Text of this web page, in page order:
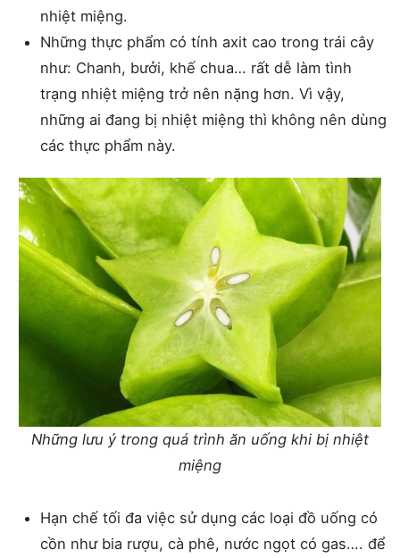
nhiệt miệng.
Những thực phẩm có tính axit cao trong trái cây
như: Chanh, bưởi, khế chua… rất dễ làm tình
trạng nhiệt miệng trở nên nặng hơn. Vì vậy,
những ai đang bị nhiệt miệng thì không nên dùng
các thực phẩm này.
Những lưu ý trong quá trình ăn uống khi bị nhiệt
miệng
Hạn chế tối đa việc sử dụng các loại đồ uống có
cồn như bia rượu, cà phê, nước ngọt có gas…. để